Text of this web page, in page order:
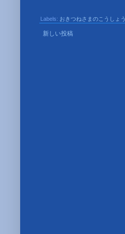
Labels: おきつねさまのこうしょう
新しい投稿